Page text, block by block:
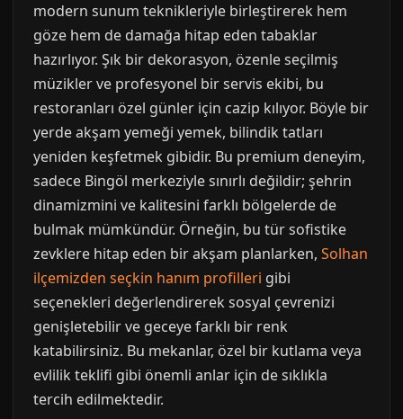
modern sunum teknikleriyle birleştirerek hem
göze hem de damağa hitap eden tabaklar
hazırlıyor. Şık bir dekorasyon, özenle seçilmiş
müzikler ve profesyonel bir servis ekibi, bu
restoranları özel günler için cazip kılıyor. Böyle bir
yerde akşam yemeği yemek, bilindik tatları
yeniden keşfetmek gibidir. Bu premium deneyim,
sadece Bingöl merkeziyle sınırlı değildir; şehrin
dinamizmini ve kalitesini farklı bölgelerde de
bulmak mümkündür. Örneğin, bu tür sofistike
zevklere hitap eden bir akşam planlarken, Solhan
ilçemizden seçkin hanım profilleri gibi
seçenekleri değerlendirerek sosyal çevrenizi
genişletebilir ve geceye farklı bir renk
katabilirsiniz. Bu mekanlar, özel bir kutlama veya
evlilik teklifi gibi önemli anlar için de sıklıkla
tercih edilmektedir.